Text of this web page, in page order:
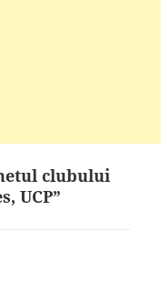
clubului
UCP”